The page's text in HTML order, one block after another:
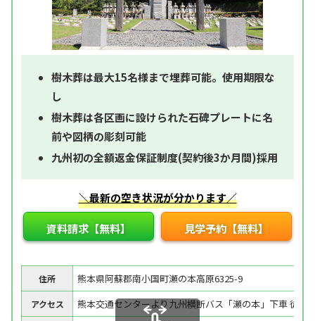
樹木葬は最大15名様まで埋葬可能。使用期限な
し
樹木葬は各区画に設けられた石碑プレートに名
前や図柄の彫刻可能
九州初の全額返金保証制度(契約後3か月間)採用
＼最新の空き状況が分かります／
資料請求【無料】 見学予約【無料】
住所 熊本県阿蘇郡南小国町瀬の本高原6325-9
アクセス 熊本交通センターより九州横断バス「瀬の本」下車 徒歩